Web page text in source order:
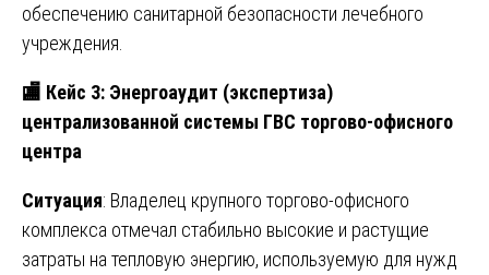
обеспечению санитарной безопасности лечебного
учреждения.
🏬 Кейс 3: Энергоаудит (экспертиза)
централизованной системы ГВС торгово-офисного
центра
Ситуация: Владелец крупного торгово-офисного
комплекса отмечал стабильно высокие и растущие
затраты на тепловую энергию, используемую для нужд